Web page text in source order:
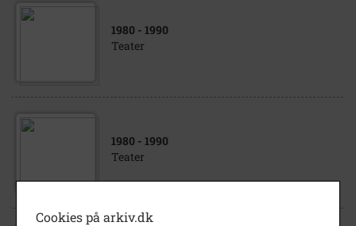
1980 - 1990
Teater
1980 - 1990
Teater
Cookies på arkiv.dk